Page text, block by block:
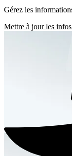
Gérez les
Mettre à jour les infos